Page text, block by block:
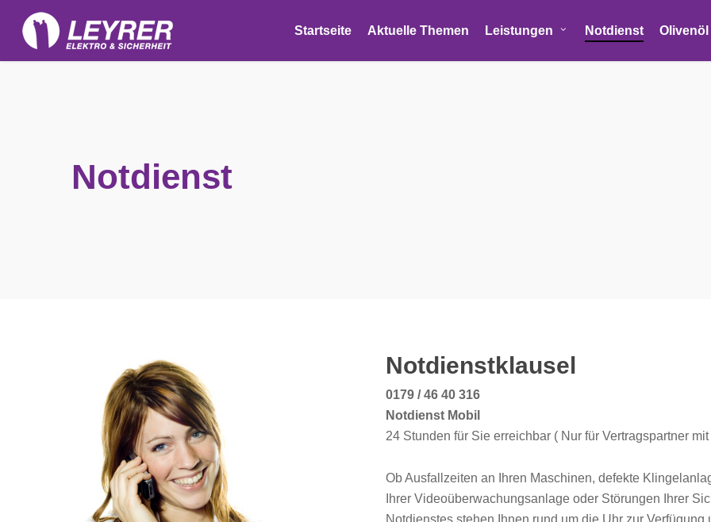
Startseite Aktuelle Themen Leistungen Notdienst Olivenöl
Notdienst
Notdienstklausel
0179 / 46 40 316
Notdienst Mobil
24 Stunden für Sie erreichbar ( Nur für Vertragspartner
Ob Ausfallzeiten an Ihren Maschinen, defekte
Ihrer Videoüberwachungsanlage oder Störungen Ihrer